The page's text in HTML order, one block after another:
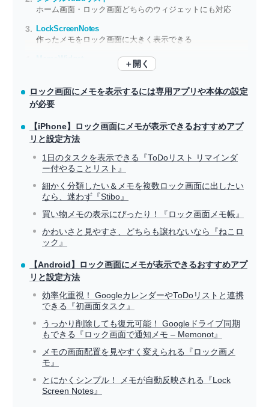
ホーム画面・ロック画面どちらのウィジェットにも対応
LockScreenNotes
作ったメモをロック画面に大きく表示できる
テキストとチェックリストを、ホーム画面から直接確認
＋開く
ロック画面にメモを表示するには専用アプリや本体の設定
が必要
【iPhone】ロック画面にメモが表示できるおすすめアプ
リと設定方法
1日のタスクを表示できる『ToDoリスト リマインダ
ー付やることリスト』
細かく分類したい＆メモを複数ロック画面に出したい
なら、迷わず『Stibo』
買い物メモの表示にぴったり！『ロック画面メモ帳』
かわいさと見やすさ、どちらも譲れないなら『ねこロ
ック』
【Android】ロック画面にメモが表示できるおすすめアプ
リと設定方法
効率化重視！ GoogleカレンダーやToDoリストと連携
できる『初画面タスク』
うっかり削除しても復元可能！ Googleドライブ同期
もできる『ロック画面で通知メモ – Memonot』
メモの画面配置を見やすく変えられる『ロック画メ
モ』
とにかくシンプル！ メモが自動反映される『Lock
Screen Notes』